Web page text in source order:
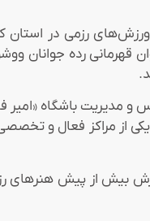
ورزش‌های رزمی در
دارد و همچنین در سال ۱۳۸۳
و مدیریت باشگاه
بیش از پیش هنرهای